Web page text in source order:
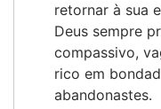
retornar à sua
Deus sempre
compassivo,
rico em
abandonastes.